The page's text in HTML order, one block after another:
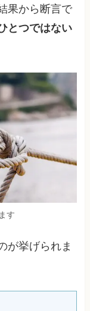
果から断言で
とつではない
す
が挙げられま